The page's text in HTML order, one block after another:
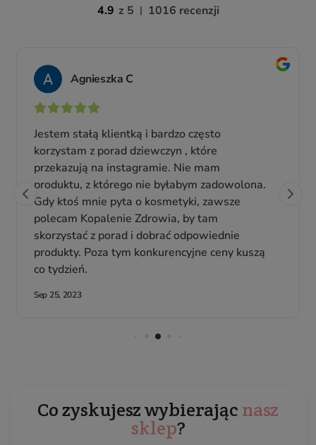
Co zyskujesz wybierając nasz
sklep?